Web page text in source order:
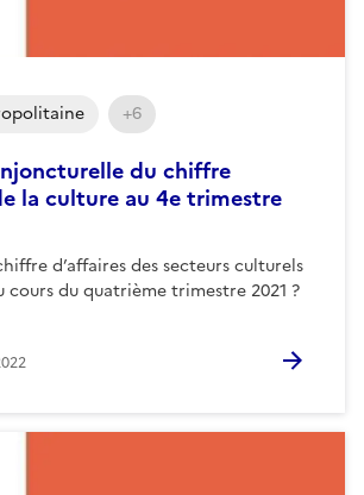
du chiffre
la culture au 4e trimestre
d’affaires des secteurs culturels
cours du quatrième trimestre 2021 ?
+6